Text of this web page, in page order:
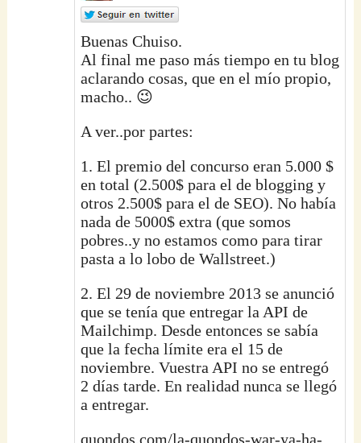
Buenas Chuiso.
Al final me paso más tiempo en tu blog
aclarando cosas, que en el mío propio,
macho.. 😉
A ver..por partes:
1. El premio del concurso eran 5.000 $
en total (2.500$ para el de blogging y
otros 2.500$ para el de SEO). No había
nada de 5000$ extra (que somos
pobres..y no estamos como para tirar
pasta a lo lobo de Wallstreet.)
2. El 29 de noviembre 2013 se anunció
que se tenía que entregar la API de
Mailchimp. Desde entonces se sabía
que la fecha límite era el 15 de
noviembre. Vuestra API no se entregó
2 días tarde. En realidad nunca se llegó
a entregar.
quondos.com/la-quondos-war-ya-ha-